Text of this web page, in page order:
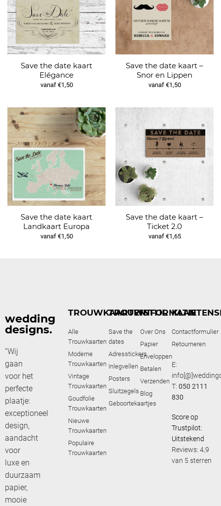
Save the date kaart
Elégance
vanaf €1,50
Save the date kaart –
Snor en Lippen
vanaf €1,50
Save the date kaart
Landkaart Europa
vanaf €1,50
Save the date kaart –
Ticket 2.0
vanaf €1,65
wedding
designs.
“Wij
gaan
voor het
perfecte
plaatje:
exceptioneel
design,
aandacht
voor
luxe en
duurzaam
papier,
mooie
TROUWKAARTEN
Alle
Trouwkaarten
Moderne
Trouwkaarten
Vintage
Trouwkaarten
Goudfolie
Trouwkaarten
Nieuwe
Trouwkaarten
Populaire
Trouwkaarten
TROUWSTIJL
Save the
dates
Adresstickers
Inlegvellen
Posters
Sluitzegels
Geboortekaartjes
INFORMATIE
Over Ons
Papier
Enveloppen
Betalen
Verzenden
Blog
Contactformulier
Retourneren
E:
T:050 2111
830
Score op
Trustpilot:
Uitstekend
Reviews: 4,9
van 5 sterren